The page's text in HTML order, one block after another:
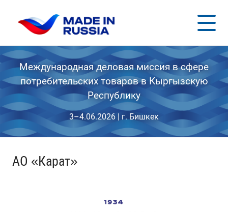
Международная деловая миссия в сфере
потребительских товаров в Кыргызскую
Республику
3–4.06.2026 | г. Бишкек
АО «Карат»